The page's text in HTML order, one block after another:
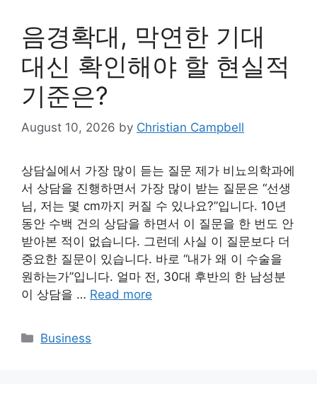
음경확대, 막연한 기대
대신 확인해야 할 현실적
기준은?
August 10, 2026 by Christian Campbell
상담실에서 가장 많이 듣는 질문 제가 비뇨의학과에
서 상담을 진행하면서 가장 많이 받는 질문은 “선생
님, 저는 몇 cm까지 커질 수 있나요?”입니다. 10년
동안 수백 건의 상담을 하면서 이 질문을 한 번도 안
받아본 적이 없습니다. 그런데 사실 이 질문보다 더
중요한 질문이 있습니다. 바로 “내가 왜 이 수술을
원하는가”입니다. 얼마 전, 30대 후반의 한 남성분
이 상담을 … Read more
Categories
Business